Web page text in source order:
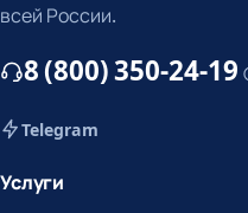
всей России.
8 (800) 350-24-19
Telegram
Услуги